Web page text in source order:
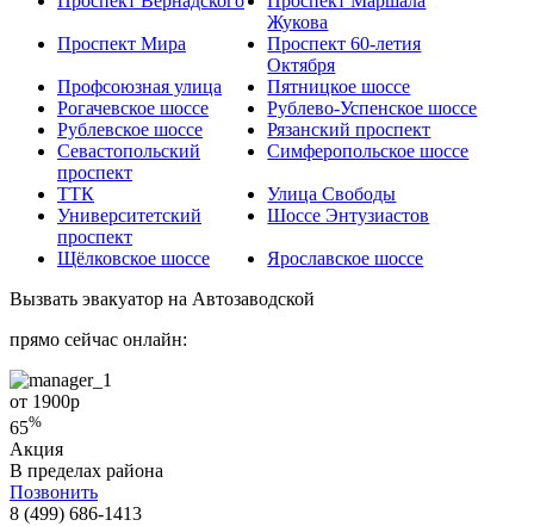
Жукова
Проспект Мира
Проспект 60-летия
Октября
Профсоюзная улица
Пятницкое шоссе
Рогачевское шоссе
Рублево-Успенское шоссе
Рублевское шоссе
Рязанский проспект
Севастопольский
проспект
Симферопольское шоссе
ТТК
Улица Свободы
Университетский
проспект
Шоссе Энтузиастов
Щёлковское шоссе
Ярославское шоссе
Вызвать эвакуатор на Автозаводской
прямо сейчас онлайн:
от 1900р
65%
Акция
В пределах района
Позвонить
8 (499) 686-1413